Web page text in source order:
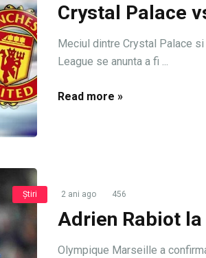
Crystal Palace
Meciul dintre Crystal Palace
League se anunta a fi ...
Read more »
Știri 2 ani ago 456
Adrien Rabiot
Olympique Marseille a